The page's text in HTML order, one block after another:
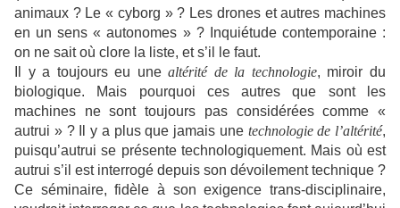
animaux ? Le « cyborg » ? Les drones et autres machines
en un sens « autonomes » ? Inquiétude contemporaine :
on ne sait où clore la liste, et s’il le faut.
Il y a toujours eu unealtérité de la technologie, miroir du
biologique. Mais pourquoi ces autres que sont les
machines ne sont toujours pas considérées comme «
autrui » ? Il y a plus que jamais une technologie de l’altérité,
puisqu’autrui se présente technologiquement. Mais où est
autrui s’il est interrogé depuis son dévoilement technique ?
Ce séminaire, fidèle à son exigence trans-disciplinaire,